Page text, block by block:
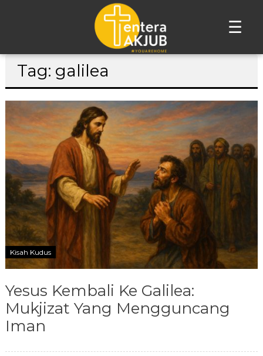
☰
Lompat
Tag: galilea
Kisah Kudus
Yesus Kembali Ke Galilea:
Mukjizat Yang Mengguncang
Iman